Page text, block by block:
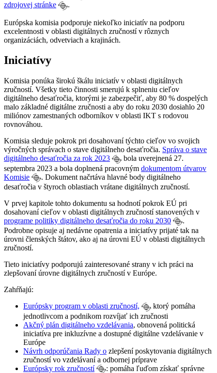
zdrojovej stránke
.
Európska komisia podporuje niekoľko iniciatív na podporu
excelentnosti v oblasti digitálnych zručností v rôznych
organizáciách, odvetviach a krajinách.
Iniciatívy
Komisia ponúka širokú škálu iniciatív v oblasti digitálnych
zručností. Všetky tieto činnosti smerujú k splneniu cieľov
digitálneho desaťročia, ktorými je zabezpečiť, aby 80 % dospelých
malo základné digitálne zručnosti a aby do roku 2030 dosiahlo 20
miliónov zamestnaných odborníkov v oblasti IKT s rodovou
rovnováhou.
Komisia sleduje pokrok pri dosahovaní týchto cieľov vo svojich
výročných správach o stave digitálneho desaťročia. Správa o stave
digitálneho desaťročia za rok 2023
bola uverejnená 27.
septembra 2023 a bola doplnená pracovným dokumentom útvarov
Komisie
. Dokument načrtáva hlavné body digitálneho
desaťročia v štyroch oblastiach vrátane digitálnych zručností.
V prvej kapitole tohto dokumentu sa hodnotí pokrok EÚ pri
dosahovaní cieľov v oblasti digitálnych zručností stanovených v
programe politiky digitálneho desaťročia do roku 2030
.
Podrobne opisuje aj nedávne opatrenia a iniciatívy prijaté tak na
úrovni členských štátov, ako aj na úrovni EÚ v oblasti digitálnych
zručností.
Tieto iniciatívy podporujú zainteresované strany v ich práci na
zlepšovaní úrovne digitálnych zručností v Európe.
Zahŕňajú:
Európsky program v oblasti zručností,
ktorý pomáha
jednotlivcom a podnikom rozvíjať ich zručnosti
Akčný plán digitálneho vzdelávania, obnovená politická
iniciatíva pre inkluzívne a dostupné digitálne vzdelávanie v
Európe
Návrh odporúčania Rady o zlepšení poskytovania digitálnych
zručností vo vzdelávaní a odbornej príprave
Európsky rok zručností
: pomáha ľuďom získať správne